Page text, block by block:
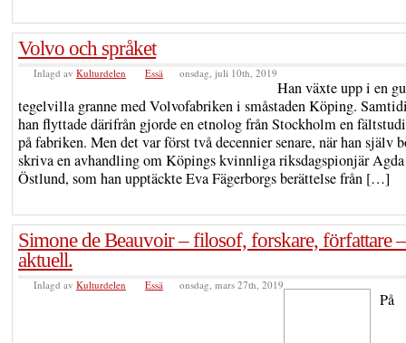
Volvo och språket
Inlagd av Kulturdelen Essä onsdag, juli 10th, 2019
Han växte upp i en
tegelvilla granne med Volvofabriken i småstaden Köping.
han flyttade därifrån gjorde en etnolog från Stockholm en
på fabriken. Men det var först två decennier senare, när han själv
skriva en avhandling om Köpings kvinnliga riksdagspionjär Agda
Östlund, som han upptäckte Eva Fägerborgs berättelse från […]
Simone de Beauvoir – filosof, forskare, författare
aktuell.
Inlagd av Kulturdelen Essä onsdag, mars 27th, 2019
På